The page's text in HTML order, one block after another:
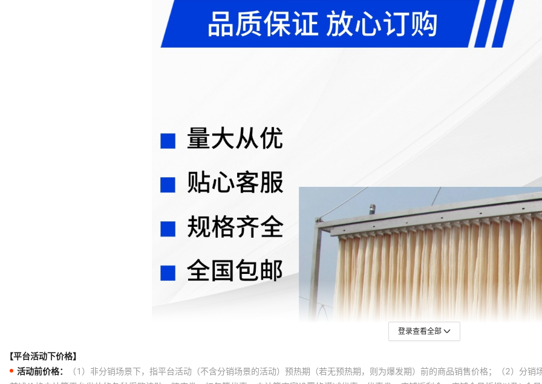
登录查看全部
【平台活动下价格】
活动前价格：
（1）非分销场景下，指平台活动（不含分销场景的活动）预热期（若无预热期，则为爆发期）前的商品销售价格；（2）分